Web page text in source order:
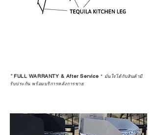
*FULL WARRANTY & After Service * มั่นใจได้กับสินค้ามี
รับประกัน พร้อมบริการหลังการขาย